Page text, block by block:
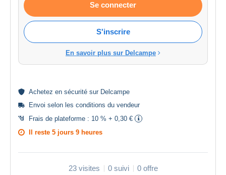
Se connecter
S'inscrire
En savoir plus sur Delcampe
Achetez en sécurité sur Delcampe
Envoi selon les conditions du vendeur
Frais de plateforme : 10 % + 0,30 €
Il reste 5 jours 9 heures
23 visites 0 suivi 0 offre